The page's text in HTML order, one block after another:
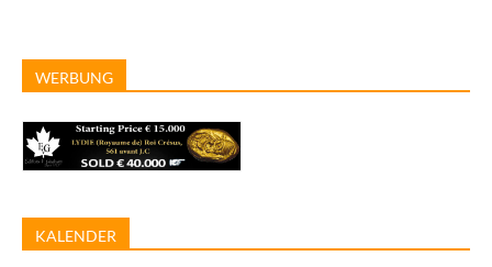
WERBUNG
KALENDER